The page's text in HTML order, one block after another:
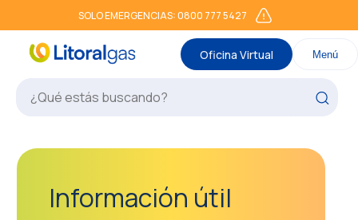
SOLO EMERGENCIAS: 0800 777 5427
Oficina Virtual Menú
Información útil